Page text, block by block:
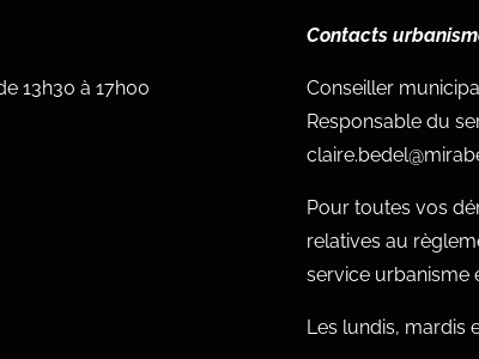
13h30 à 17h00
Contacts
Conseiller
Responsable du
Pour toutes vos
relatives au
service urbanisme
Les lundis, mardis